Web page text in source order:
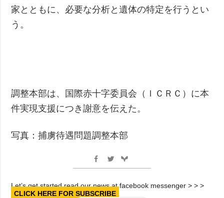
家とともに、必要な分析と遺体の特定を行うとい
う。
調整本部は、国際赤十字委員会（ＩＣＲＣ）に本
件実現支援につき謝意を伝えた。
写真：捕虜待遇問題調整本部
Let’s get started read our news at facebook messenger > > >
CLICK HERE FOR SUBSCRIBE